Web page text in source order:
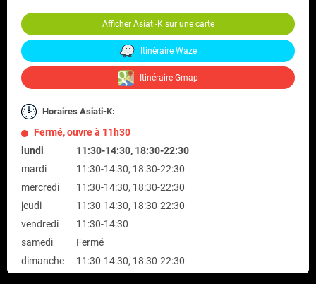
Afficher Asiati-K sur une carte
Itinéraire Waze
Itinéraire Gmap
Horaires Asiati-K:
Fermé, ouvre à 11h30
lundi
11:30-14:30, 18:30-22:30
mardi
11:30-14:30, 18:30-22:30
mercredi
11:30-14:30, 18:30-22:30
jeudi
11:30-14:30, 18:30-22:30
vendredi
11:30-14:30
samedi
Fermé
dimanche
11:30-14:30, 18:30-22:30